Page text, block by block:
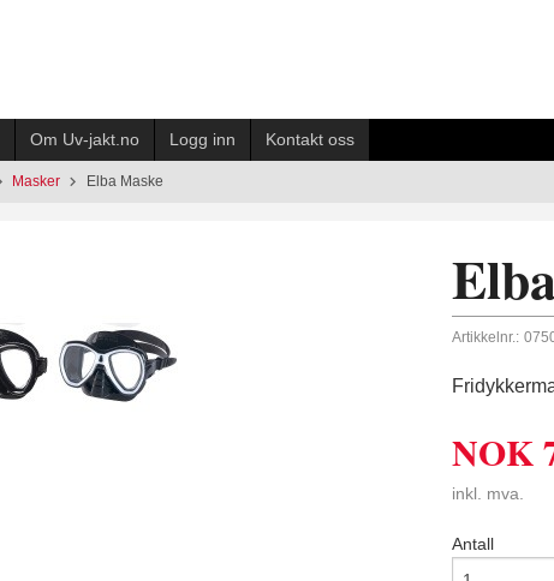
Om Uv-jakt.no Logg inn Kontakt oss
Masker Elba Maske
Artikkelnr.:
NOK
inkl. mva.
Antall